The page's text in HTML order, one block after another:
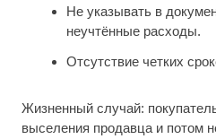
Не указывать в
неучтённые расходы.
Отсутствие четких
Жизненный случай:
выселения продавца и потом